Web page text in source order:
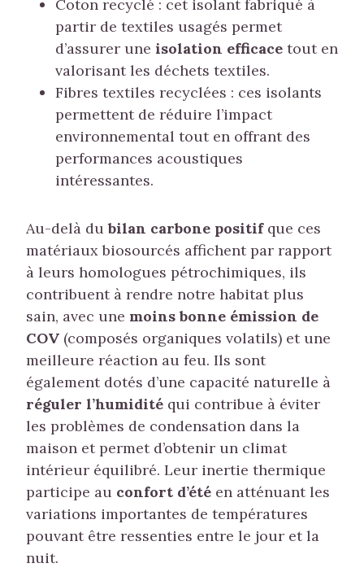
Coton recyclé : cet isolant fabriqué à
partir de textiles usagés permet
d’assurer une isolation efficace tout en
valorisant les déchets textiles.
Fibres textiles recyclées : ces isolants
permettent de réduire l’impact
environnemental tout en offrant des
performances acoustiques
intéressantes.
Au-delà dubilan carbone positifque ces
matériaux biosourcés affichent par rapport
à leurs homologues pétrochimiques, ils
contribuent à rendre notre habitat plus
sain, avec une moins bonne émission de
COV (composés organiques volatils) et une
meilleure réaction au feu. Ils sont
également dotés d’une capacité naturelle à
réguler l’humidité qui contribue à éviter
les problèmes de condensation dans la
maison et permet d’obtenir un climat
intérieur équilibré. Leur inertie thermique
participe au confort d’été en atténuant les
variations importantes de températures
pouvant être ressenties entre le jour et la
nuit.